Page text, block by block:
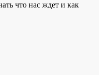
что нас ждет и как